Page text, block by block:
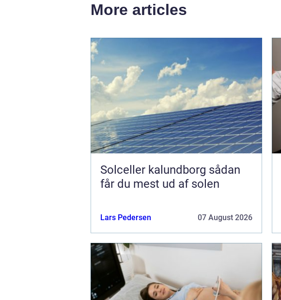
More articles
Solceller kalundborg sådan
får du mest ud af solen
Lars Pedersen 07 August 2026